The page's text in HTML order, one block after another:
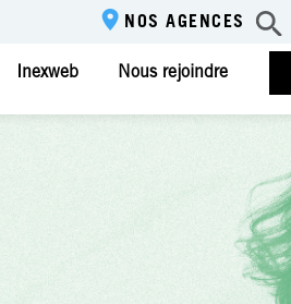
NOS AGENCES
Inexweb Nous rejoindre